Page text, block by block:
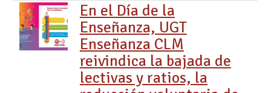
En el Día de la
Enseñanza, UGT
Enseñanza CLM
reivindica la bajada de
lectivas y ratios, la